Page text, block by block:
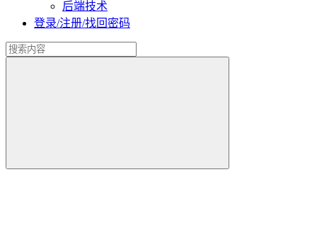
后端技术
登录/注册/找回密码